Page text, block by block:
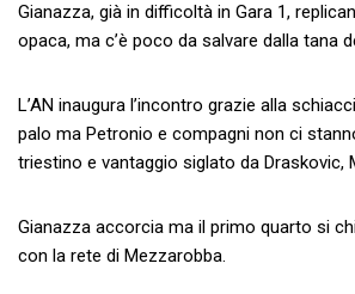
Gianazza, già in difficoltà in Gara 1,
opaca, ma c’è poco da salvare dalla tana
L’AN inaugura l’incontro grazie alla
palo ma Petronio e compagni non ci
triestino e vantaggio siglato da Draskovic,
Gianazza accorcia ma il primo quarto si
con la rete di Mezzarobba.